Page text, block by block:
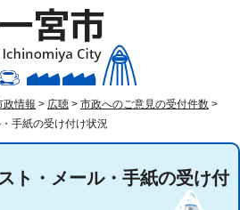
政情報 > 広聴 > 市政へのご意見の受付件数 >
手紙の受け付け状況
ト・メール・手紙の受け付